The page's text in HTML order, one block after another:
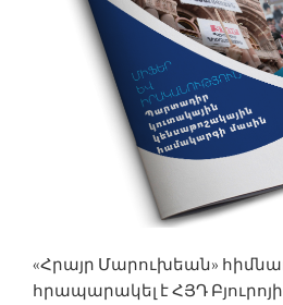
«Հրայր Մարուխեան»
հրապարակել է ՀՅԴ